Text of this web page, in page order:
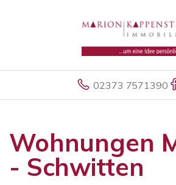
02373 7571390
Wohnungen
- Schwitten